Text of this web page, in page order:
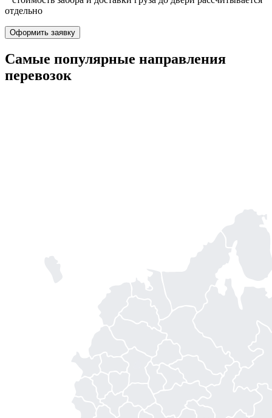
отдельно
Оформить заявку
Самые популярные направления
перевозок